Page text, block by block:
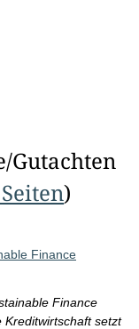
Gutachten
)
Finance
Finance
Kreditwirtschaft setzt